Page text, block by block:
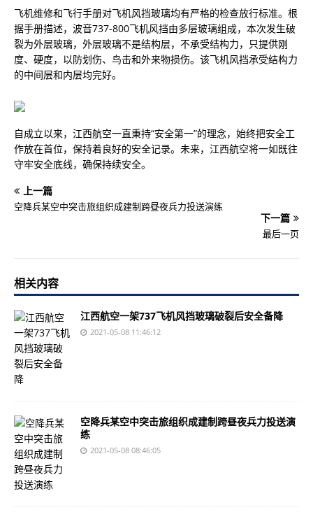
飞机维修和飞行手册对飞机风挡玻璃均有严格的检查放行标准。根
据手册描述，波音737-800飞机风挡由多层玻璃组成，本次发生破
裂为外层玻璃，外层玻璃不是结构层，不承受结构力，只提供刚
度、硬度，以防划伤、鸟击和外来物损伤。该飞机风挡承受结构力
的中间层和内层均完好。
自成立以来，江西航空一直秉持“安全第一”的理念，始终把安全工
作放在首位，保持着良好的安全记录。未来，江西航空将一如既往
守牢安全底线，确保持续安全。
上一篇
空降兵某空中突击旅组织成建制跨昼夜兵力投送演练
下一篇
最后一页
相关内容
江西航空一架737飞机风挡玻璃破裂后安全备降
2021-05-08 11:46:12
空降兵某空中突击旅组织成建制跨昼夜兵力投送演
练
2021-05-08 08:46:05